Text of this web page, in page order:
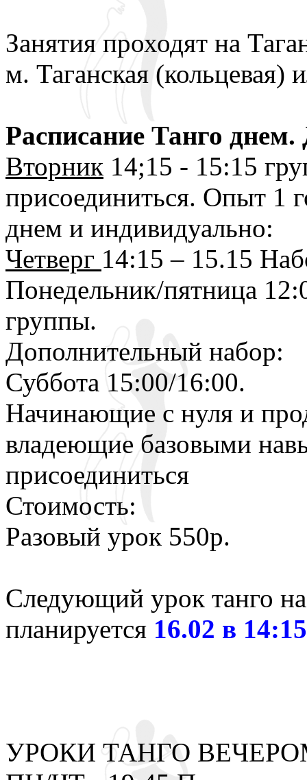
Занятия проходят на
м. Таганская
Расписание Танго
Вторник 14;15 - 15:15
присоединиться. Опыт 1
днем и индивидуально:
Четверг 14:15 – 15.15
Понедельник/пятница
группы.
Дополнительный набор:
Суббота 15:00/16:00.
Начинающие с нуля и
владеющие базовыми
присоединиться
Стоимость:
Разовый урок 550р.
Следующий урок танго
планируется 16.02 в
УРОКИ ТАНГО